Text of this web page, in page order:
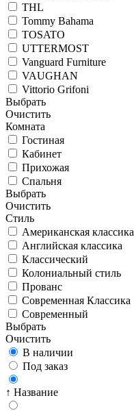
THL
Tommy Bahama
TOSATO
UTTERMOST
Vanguard Furniture
VAUGHAN
Vittorio Grifoni
Выбрать
Очистить
Комната
Гостиная
Кабинет
Прихожая
Спальня
Выбрать
Очистить
Стиль
Американская классика
Английская классика
Классический
Колониальный стиль
Прованс
Современная Классика
Современный
Выбрать
Очистить
В наличии
Под заказ
↑ Название